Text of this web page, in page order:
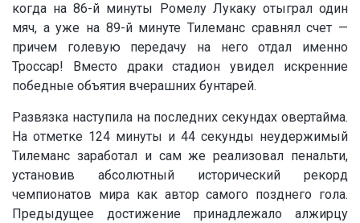
когда на 86-й минуты Ромелу Лукаку отыграл один
мяч, а уже на 89-й минуте Тилеманс сравнял счет —
причем голевую передачу на него отдал именно
Троссар! Вместо драки стадион увидел искренние
победные объятия вчерашних бунтарей.
Развязка наступила на последних секундах овертайма.
На отметке 124 минуты и 44 секунды неудержимый
Тилеманс заработал и сам же реализовал пенальти,
установив абсолютный исторический рекорд
чемпионатов мира как автор самого позднего гола.
Предыдущее достижение принадлежало алжирцу